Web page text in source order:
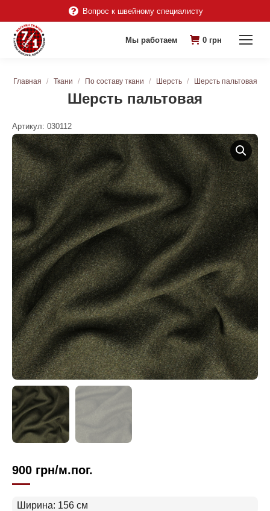
Вопрос к швейному специалисту
Мы работаем 0 грн
Шерсть пальтовая
Вы здесь:
Главная Ткани По составу ткани Шерсть Шерсть пальтовая
Артикул: 030112
900 грн/м.пог.
Ширина: 156 см